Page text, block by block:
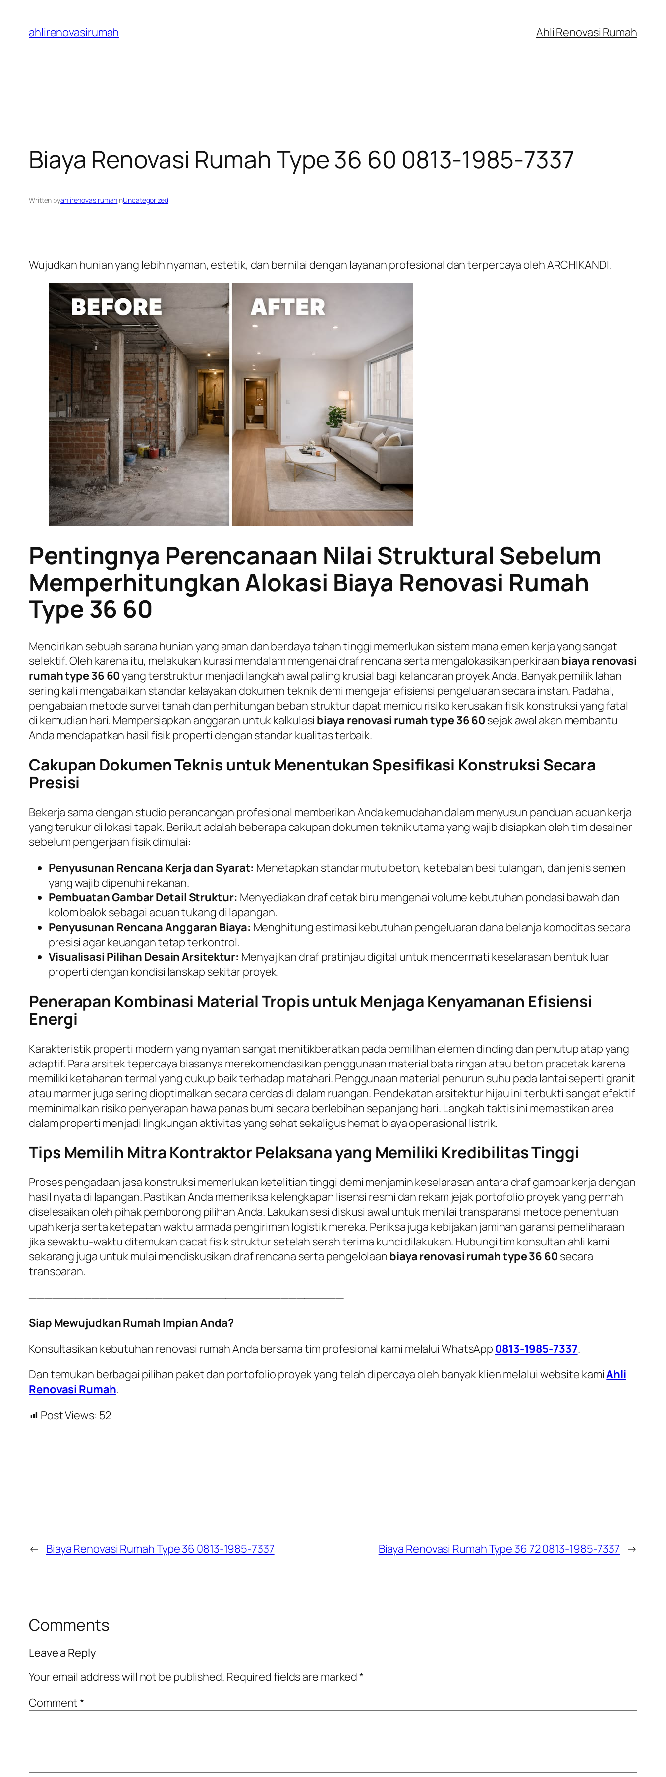
content
ahlirenovasirumah Ahli Renovasi Rumah
Biaya Renovasi Rumah Type 36 60 0813-1985-7337
Written byahlirenovasirumahinUncategorized
Wujudkan hunian yang lebih nyaman, estetik, dan bernilai dengan layanan profesional dan terpercaya oleh ARCHIKANDI.
Pentingnya Perencanaan Nilai Struktural Sebelum
Memperhitungkan Alokasi Biaya Renovasi Rumah
Type 36 60
Mendirikan sebuah sarana hunian yang aman dan berdaya tahan tinggi memerlukan sistem manajemen kerja yang sangat
selektif. Oleh karena itu, melakukan kurasi mendalam mengenai draf rencana serta mengalokasikan perkiraanbiaya renovasi
rumah type 36 60yang terstruktur menjadi langkah awal paling krusial bagi kelancaran proyek Anda. Banyak pemilik lahan
sering kali mengabaikan standar kelayakan dokumen teknik demi mengejar efisiensi pengeluaran secara instan. Padahal,
pengabaian metode survei tanah dan perhitungan beban struktur dapat memicu risiko kerusakan fisik konstruksi yang fatal
di kemudian hari. Mempersiapkan anggaran untuk kalkulasi biaya renovasi rumah type 36 60 sejak awal akan membantu
Anda mendapatkan hasil fisik properti dengan standar kualitas terbaik.
Cakupan Dokumen Teknis untuk Menentukan Spesifikasi Konstruksi Secara
Presisi
Bekerja sama dengan studio perancangan profesional memberikan Anda kemudahan dalam menyusun panduan acuan kerja
yang terukur di lokasi tapak. Berikut adalah beberapa cakupan dokumen teknik utama yang wajib disiapkan oleh tim desainer
sebelum pengerjaan fisik dimulai:
Penyusunan Rencana Kerja dan Syarat: Menetapkan standar mutu beton, ketebalan besi tulangan, dan jenis semen
yang wajib dipenuhi rekanan.
Pembuatan Gambar Detail Struktur: Menyediakan draf cetak biru mengenai volume kebutuhan pondasi bawah dan
kolom balok sebagai acuan tukang di lapangan.
Penyusunan Rencana Anggaran Biaya: Menghitung estimasi kebutuhan pengeluaran dana belanja komoditas secara
presisi agar keuangan tetap terkontrol.
Visualisasi Pilihan Desain Arsitektur: Menyajikan draf pratinjau digital untuk mencermati keselarasan bentuk luar
properti dengan kondisi lanskap sekitar proyek.
Penerapan Kombinasi Material Tropis untuk Menjaga Kenyamanan Efisiensi
Energi
Karakteristik properti modern yang nyaman sangat menitikberatkan pada pemilihan elemen dinding dan penutup atap yang
adaptif. Para arsitek tepercaya biasanya merekomendasikan penggunaan material bata ringan atau beton pracetak karena
memiliki ketahanan termal yang cukup baik terhadap matahari. Penggunaan material penurun suhu pada lantai seperti granit
atau marmer juga sering dioptimalkan secara cerdas di dalam ruangan. Pendekatan arsitektur hijau ini terbukti sangat efektif
meminimalkan risiko penyerapan hawa panas bumi secara berlebihan sepanjang hari. Langkah taktis ini memastikan area
dalam properti menjadi lingkungan aktivitas yang sehat sekaligus hemat biaya operasional listrik.
Tips Memilih Mitra Kontraktor Pelaksana yang Memiliki Kredibilitas Tinggi
Proses pengadaan jasa konstruksi memerlukan ketelitian tinggi demi menjamin keselarasan antara draf gambar kerja dengan
hasil nyata di lapangan. Pastikan Anda memeriksa kelengkapan lisensi resmi dan rekam jejak portofolio proyek yang pernah
diselesaikan oleh pihak pemborong pilihan Anda. Lakukan sesi diskusi awal untuk menilai transparansi metode penentuan
upah kerja serta ketepatan waktu armada pengiriman logistik mereka. Periksa juga kebijakan jaminan garansi pemeliharaan
jika sewaktu-waktu ditemukan cacat fisik struktur setelah serah terima kunci dilakukan. Hubungi tim konsultan ahli kami
sekarang juga untuk mulai mendiskusikan draf rencana serta pengelolaan biaya renovasi rumah type 36 60 secara
transparan.
────────────────────────────────────────
Siap Mewujudkan Rumah Impian Anda?
Konsultasikan kebutuhan renovasi rumah Anda bersama tim profesional kami melalui WhatsApp 0813-1985-7337.
Dan temukan berbagai pilihan paket dan portofolio proyek yang telah dipercaya oleh banyak klien melalui website kamiAhli
Renovasi Rumah.
Post Views: 52
← Biaya Renovasi Rumah Type 36 0813-1985-7337 Biaya Renovasi Rumah Type 36 72 0813-1985-7337 →
Comments
Leave a Reply
Your email address will not be published. Required fields are marked*
Comment*